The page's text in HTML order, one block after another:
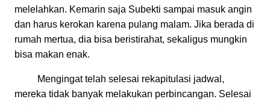
melelahkan. Kemarin saja Subekti sampai masuk angin
dan harus kerokan karena pulang malam. Jika berada di
rumah mertua, dia bisa beristirahat, sekaligus mungkin
bisa makan enak.
Mengingat telah selesai rekapitulasi jadwal,
mereka tidak banyak melakukan perbincangan. Selesai